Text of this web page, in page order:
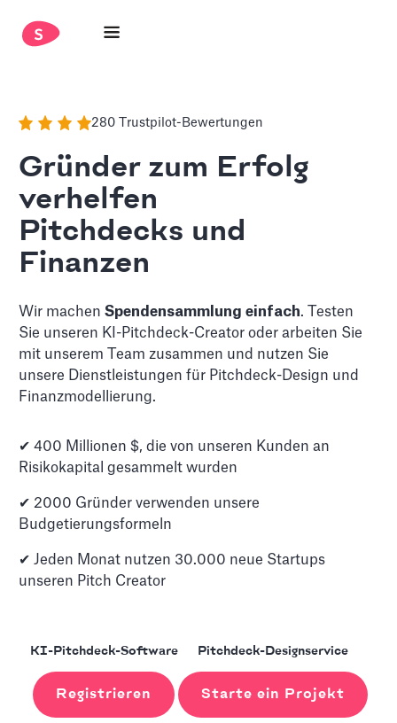
280 Trustpilot-Bewertungen
Gründer zum Erfolg
verhelfen
Pitchdecks und
Finanzen
Wir machenSpendensammlung einfach. Testen
Sie unseren KI-Pitchdeck-Creator oder arbeiten Sie
mit unserem Team zusammen und nutzen Sie
unsere Dienstleistungen für Pitchdeck-Design und
Finanzmodellierung.
✔ 400 Millionen $, die von unseren Kunden an
Risikokapital gesammelt wurden
✔ 2000 Gründer verwenden unsere
Budgetierungsformeln
✔ Jeden Monat nutzen 30.000 neue Startups
unseren Pitch Creator
KI-Pitchdeck-Software
Registrieren
Pitchdeck-Designservice
Starte ein Projekt